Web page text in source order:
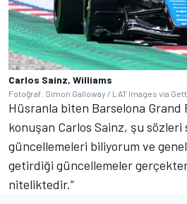
Carlos Sainz, Williams
Fotoğraf: Simon Galloway / LAT Images via
Hüsranla biten Barselona Grand
konuşan Carlos Sainz, şu sözleri
güncellemeleri biliyorum ve
getirdiği güncellemeler
niteliktedir.”